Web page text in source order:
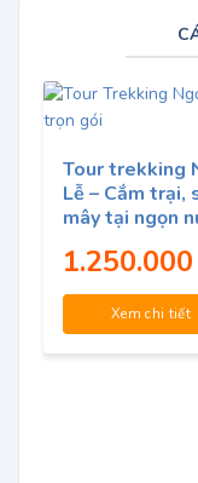
Tour trekking
Lễ – Cắm trại,
mây tại ngọn
1.250.000
Xem chi tiết